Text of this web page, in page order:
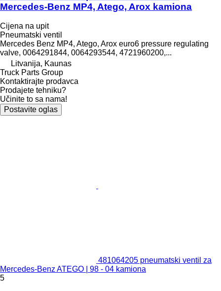
Mercedes-Benz MP4, Atego, Arox kamiona
Cijena na upit
Pneumatski ventil
Mercedes Benz MP4, Atego, Arox euro6 pressure regulating
valve, 0064291844, 0064293544, 4721960200,...
Litvanija, Kaunas
Truck Parts Group
Kontaktirajte prodavca
Prodajete tehniku?
Učinite to sa nama!
Postavite oglas
481064205 pneumatski ventil za
Mercedes-Benz ATEGO | 98 - 04 kamiona
5